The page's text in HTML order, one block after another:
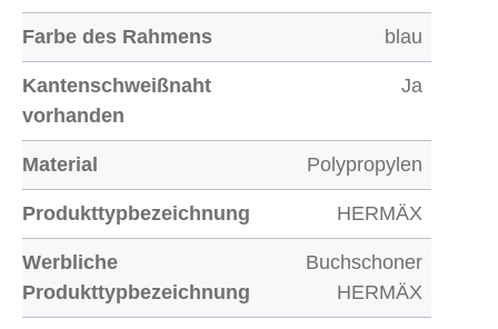
Farbe des Rahmens blau
Kantenschweißnaht
vorhanden
Ja
Material Polypropylen
Produkttypbezeichnung HERMÄX
Werbliche
Produkttypbezeichnung
Buchschoner
HERMÄX